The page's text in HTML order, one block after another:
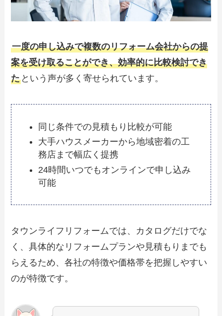
一度の申し込みで複数のリフォーム会社からの提
案を受け取ることができ、効率的に比較検討でき
た という声が多く寄せられています。
同じ条件での見積もり比較が可能
大手ハウスメーカーから地域密着の工
務店まで幅広く提携
24時間いつでもオンラインで申し込み
可能
タウンライフリフォームでは、カタログだけでな
く、具体的なリフォームプランや見積もりまでも
らえるため、各社の特徴や価格帯を把握しやすい
のが特徴です。